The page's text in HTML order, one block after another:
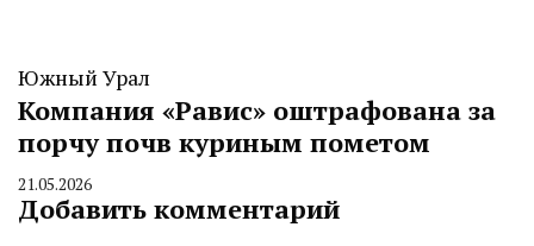
Южный Урал
Компания «Равис» оштрафована за
порчу почв куриным пометом
By
CHELINDUSTRY
21.05.2026
Добавить комментарий